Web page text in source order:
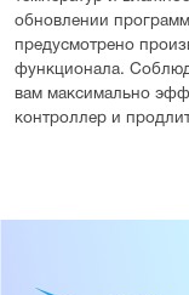
обновлении
предусмотрено
функционала.
вам максимально
контроллер и